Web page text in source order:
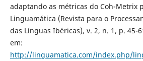
adaptando as métricas do Coh-Metrix
Linguamática (Revista para o
das Línguas Ibéricas), v. 2, n. 1, p. 45-
em:
http://linguamatica.com/index.php/